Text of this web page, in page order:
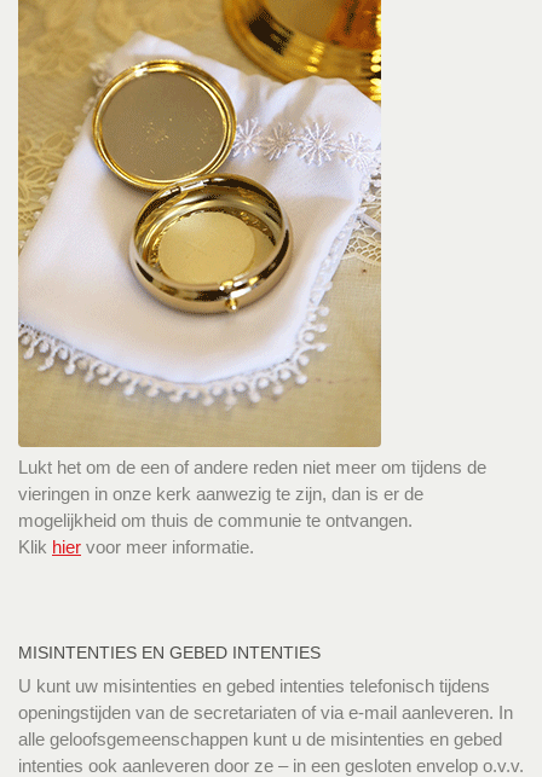
Lukt het om de een of andere reden niet meer om tijdens de
vieringen in onze kerk aanwezig te zijn, dan is er de
mogelijkheid om thuis de communie te ontvangen.
Klik hier voor meer informatie.
MISINTENTIES EN GEBED INTENTIES
U kunt uw misintenties en gebed intenties telefonisch tijdens
openingstijden van de secretariaten of via e-mail aanleveren. In
alle geloofsgemeenschappen kunt u de misintenties en gebed
intenties ook aanleveren door ze – in een gesloten envelop o.v.v.